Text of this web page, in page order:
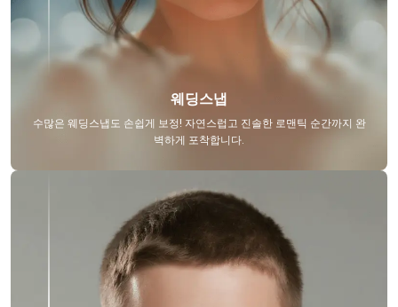
웨딩스냅
수많은 웨딩스냅도 손쉽게 보정! 자연스럽고 진솔한 로맨틱 순간까지 완
벽하게 포착합니다.